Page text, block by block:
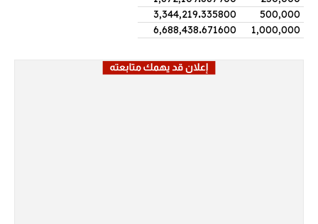
500,000
3,344,219.335800
1,000,000
6,688,438.671600